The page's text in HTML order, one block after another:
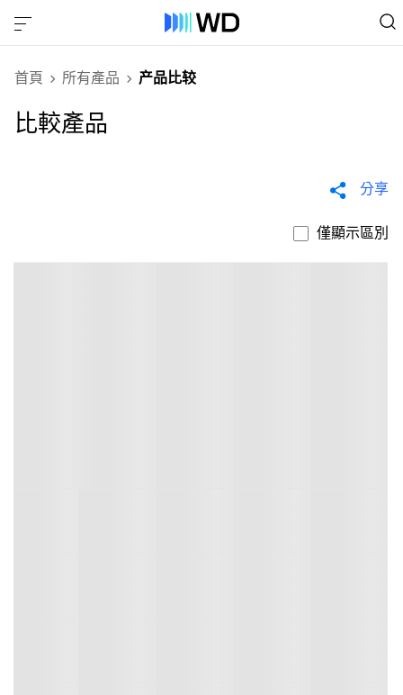
首頁 所有產品 产品比较
比較產品
分享
僅顯示區別